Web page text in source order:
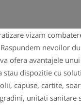
vizam
nevoilor
ofera avantajele
dispozitie cu
capuse, cartite,
unitati